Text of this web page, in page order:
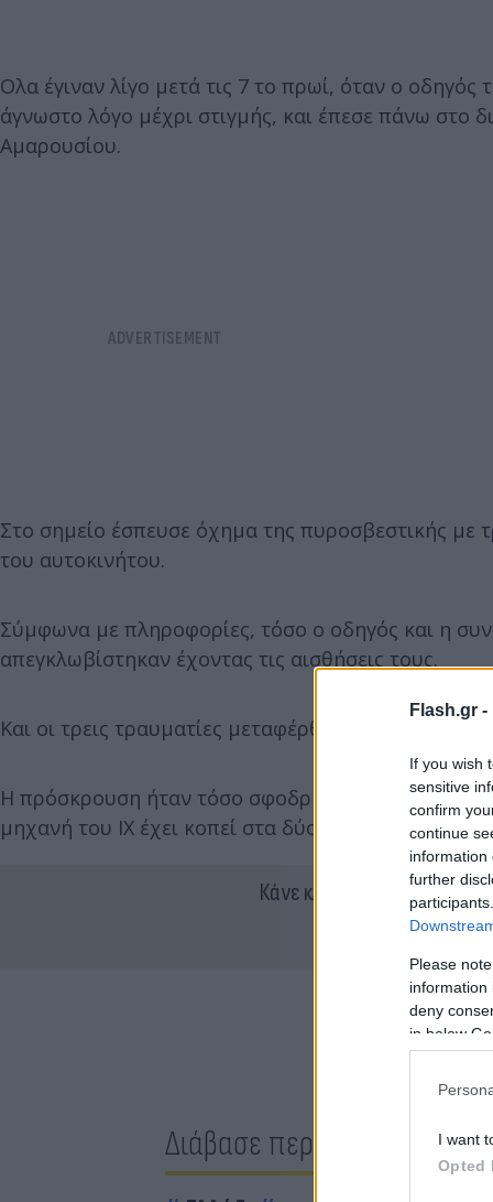
Flash.gr -
If you wish
sensitive
confirm
continue
information
further
Please
information
deny
in below
I want
Opted
Ολα έγιναν λίγο μετά τις 7 το πρωί, όταν ο
άγνωστο λόγο μέχρι στιγμής, και έπεσε πάνω στο
Αμαρουσίου.
Στο σημείο έσπευσε όχημα της πυροσβεστικής με
του αυτοκινήτου.
Σύμφωνα με πληροφορίες, τόσο ο οδηγός και η
απεγκλωβίστηκαν έχοντας τις αισθήσεις τους.
Και οι τρεις τραυματίες μεταφέρθηκαν με
Η πρόσκρουση ήταν τόσο σφοδρή, που η ηλιοροφή
μηχανή του ΙΧ έχει κοπεί στα δύο.
Κάνε κλικ και δες
Διάβασε περισσότερα